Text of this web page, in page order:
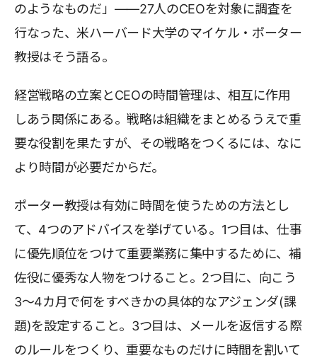
のようなものだ」――27人のCEOを対象に調査を
行なった、米ハーバード大学のマイケル・ポーター
教授はそう語る。
経営戦略の立案とCEOの時間管理は、相互に作用
しあう関係にある。戦略は組織をまとめるうえで重
要な役割を果たすが、その戦略をつくるには、なに
より時間が必要だからだ。
ポーター教授は有効に時間を使うための方法とし
て、4つのアドバイスを挙げている。1つ目は、仕事
に優先順位をつけて重要業務に集中するために、補
佐役に優秀な人物をつけること。2つ目に、向こう
3～4カ月で何をすべきかの具体的なアジェンダ(課
題)を設定すること。3つ目は、メールを返信する際
のルールをつくり、重要なものだけに時間を割いて